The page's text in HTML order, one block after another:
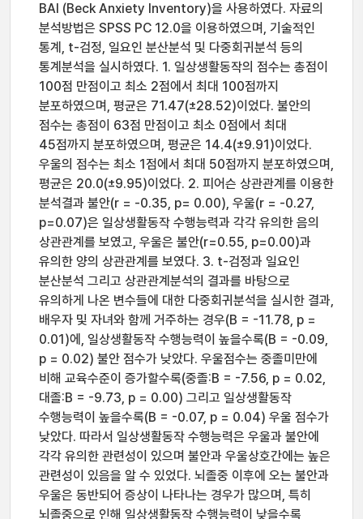
BAI (Beck Anxiety Inventory)을 사용하였다. 자료의
분석방법은 SPSS PC 12.0을 이용하였으며, 기술적인
통계, t-검정, 일요인 분산분석 및 다중회귀분석 등의
통계분석을 실시하였다. 1. 일상생활동작의 점수는 총점이
100점 만점이고 최소 2점에서 최대 100점까지
분포하였으며, 평균은 71.47(±28.52)이었다. 불안의
점수는 총점이 63점 만점이고 최소 0점에서 최대
45점까지 분포하였으며, 평균은 14.4(±9.91)이었다.
우울의 점수는 최소 1점에서 최대 50점까지 분포하였으며,
평균은 20.0(±9.95)이었다. 2. 피어슨 상관관계를 이용한
분석결과 불안(r = -0.35, p= 0.00), 우울(r = -0.27,
p=0.07)은 일상생활동작 수행능력과 각각 유의한 음의
상관관계를 보였고, 우울은 불안(r=0.55, p=0.00)과
유의한 양의 상관관계를 보였다. 3. t-검정과 일요인
분산분석 그리고 상관관계분석의 결과를 바탕으로
유의하게 나온 변수들에 대한 다중회귀분석을 실시한 결과,
배우자 및 자녀와 함께 거주하는 경우(B = -11.78, p =
0.01)에, 일상생활동작 수행능력이 높을수록(B = -0.09,
p = 0.02) 불안 점수가 낮았다. 우울점수는 중졸미만에
비해 교육수준이 증가할수록(중졸:B = -7.56, p = 0.02,
대졸:B = -9.73, p = 0.00) 그리고 일상생활동작
수행능력이 높을수록(B = -0.07, p = 0.04) 우울 점수가
낮았다. 따라서 일상생활동작 수행능력은 우울과 불안에
각각 유의한 관련성이 있으며 불안과 우울상호간에는 높은
관련성이 있음을 알 수 있었다. 뇌졸중 이후에 오는 불안과
우울은 동반되어 증상이 나타나는 경우가 많으며, 특히
뇌졸중으로 인해 일상생활동작 수행능력이 낮을수록